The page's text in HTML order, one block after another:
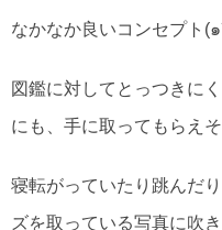
図鑑に対してとっつきに
にも、手に取ってもらえ
寝転がっていたり跳んだ
ズを取っている写真に吹